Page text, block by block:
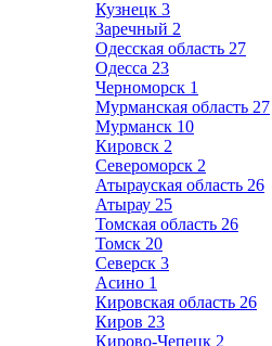
Кузнецк 3
Заречный 2
Одесская область 27
Одесса 23
Черноморск 1
Мурманская область 27
Мурманск 10
Кировск 2
Североморск 2
Атырауская область 26
Атырау 25
Томская область 26
Томск 20
Северск 3
Асино 1
Кировская область 26
Киров 23
Кирово-Чепецк 2